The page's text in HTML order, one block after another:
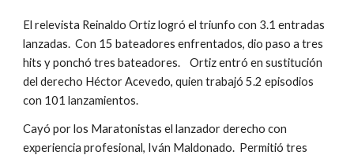
El relevista Reinaldo Ortiz logró el triunfo con 3.1 entradas
lanzadas.  Con 15 bateadores enfrentados, dio paso a tres
hits y ponchó tres bateadores.    Ortiz entró en sustitución
del derecho Héctor Acevedo, quien trabajó 5.2 episodios
con 101 lanzamientos.
Cayó por los Maratonistas el lanzador derecho con
experiencia profesional, Iván Maldonado.  Permitió tres